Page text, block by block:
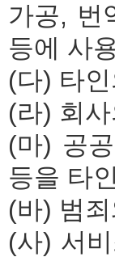
가공, 번
등에 사
(다) 타
(라) 회
(마) 공
등을 타
(바) 범
(사) 서